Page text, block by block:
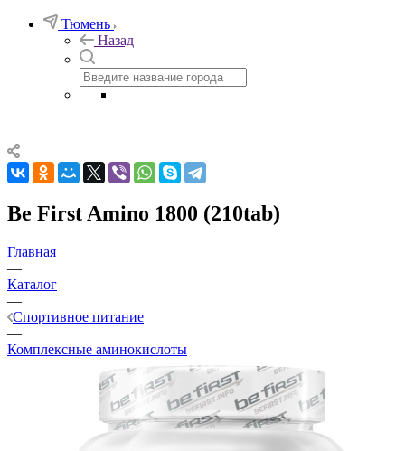
Тюмень
Назад
Be First Amino 1800 (210tab)
Главная
—
Каталог
—
Спортивное питание
—
Комплексные аминокислоты